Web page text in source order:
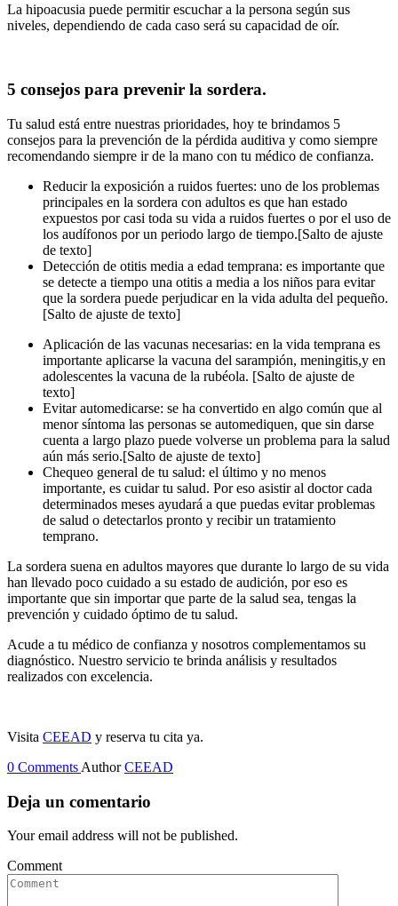
La hipoacusia puede permitir escuchar a la persona según sus
niveles, dependiendo de cada caso será su capacidad de oír.
5 consejos para prevenir la sordera.
Tu salud está entre nuestras prioridades, hoy te brindamos 5
consejos para la prevención de la pérdida auditiva y como siempre
recomendando siempre ir de la mano con tu médico de confianza.
Reducir la exposición a ruidos fuertes: uno de los problemas
principales en la sordera con adultos es que han estado
expuestos por casi toda su vida a ruidos fuertes o por el uso de
los audífonos por un periodo largo de tiempo.[Salto de ajuste
de texto]
Detección de otitis media a edad temprana: es importante que
se detecte a tiempo una otitis a media a los niños para evitar
que la sordera puede perjudicar en la vida adulta del pequeño.
[Salto de ajuste de texto]
Aplicación de las vacunas necesarias: en la vida temprana es
importante aplicarse la vacuna del sarampión, meningitis,y en
adolescentes la vacuna de la rubéola. [Salto de ajuste de
texto]
Evitar automedicarse: se ha convertido en algo común que al
menor síntoma las personas se automediquen, que sin darse
cuenta a largo plazo puede volverse un problema para la salud
aún más serio.[Salto de ajuste de texto]
Chequeo general de tu salud: el último y no menos
importante, es cuidar tu salud. Por eso asistir al doctor cada
determinados meses ayudará a que puedas evitar problemas
de salud o detectarlos pronto y recibir un tratamiento
temprano.
La sordera suena en adultos mayores que durante lo largo de su vida
han llevado poco cuidado a su estado de audición, por eso es
importante que sin importar que parte de la salud sea, tengas la
prevención y cuidado óptimo de tu salud.
Acude a tu médico de confianza y nosotros complementamos su
diagnóstico. Nuestro servicio te brinda análisis y resultados
realizados con excelencia.
Visita CEEAD y reserva tu cita ya.
0 Comments AuthorCEEAD
Deja un comentario
Your email address will not be published.
Comment